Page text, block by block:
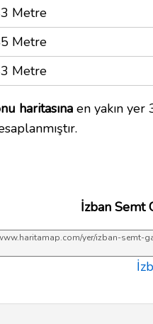
Metre
Metre
Metre
haritasına en yakın yer
İzban Semt